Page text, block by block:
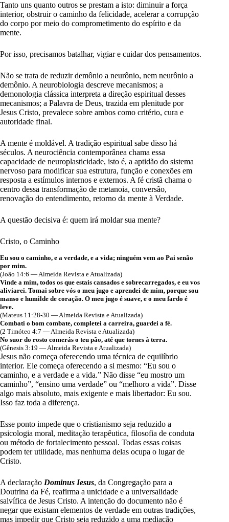
Tanto uns quanto outros se prestam a isto: diminuir a força
interior, obstruir o caminho da felicidade, acelerar a corrupção
do corpo por meio do comprometimento do espírito e da
mente.
Por isso, precisamos batalhar, vigiar e cuidar dos pensamentos.
Não se trata de reduzir demônio a neurônio, nem neurônio a
demônio. A neurobiologia descreve mecanismos; a
demonologia clássica interpreta a direção espiritual desses
mecanismos; a Palavra de Deus, trazida em plenitude por
Jesus Cristo, prevalece sobre ambos como critério, cura e
autoridade final.
A mente é moldável. A tradição espiritual sabe disso há
séculos. A neurociência contemporânea chama essa
capacidade de neuroplasticidade, isto é, a aptidão do sistema
nervoso para modificar sua estrutura, função e conexões em
resposta a estímulos internos e externos. A fé cristã chama o
centro dessa transformação de metanoia, conversão,
renovação do entendimento, retorno da mente à Verdade.
A questão decisiva é: quem irá moldar sua mente?
Cristo, o Caminho
Eu sou o caminho, e a verdade, e a vida; ninguém vem ao Pai senão
por mim.
(João 14:6 — Almeida Revista e Atualizada)
Vinde a mim, todos os que estais cansados e sobrecarregados, e eu vos
aliviarei. Tomai sobre vós o meu jugo e aprendei de mim, porque sou
manso e humilde de coração. O meu jugo é suave, e o meu fardo é
leve.
(Mateus 11:28-30 — Almeida Revista e Atualizada)
Combati o bom combate, completei a carreira, guardei a fé.
(2 Timóteo 4:7 — Almeida Revista e Atualizada)
No suor do rosto comerás o teu pão, até que tornes à terra.
(Gênesis 3:19 — Almeida Revista e Atualizada)
Jesus não começa oferecendo uma técnica de equilíbrio
interior. Ele começa oferecendo a si mesmo: “Eu sou o
caminho, e a verdade e a vida.” Não disse “eu mostro um
caminho”, “ensino uma verdade” ou “melhoro a vida”. Disse
algo mais absoluto, mais exigente e mais libertador: Eu sou.
Isso faz toda a diferença.
Esse ponto impede que o cristianismo seja reduzido a
psicologia moral, meditação terapêutica, filosofia de conduta
ou método de fortalecimento pessoal. Todas essas coisas
podem ter utilidade, mas nenhuma delas ocupa o lugar de
Cristo.
A declaração Dominus Iesus, da Congregação para a
Doutrina da Fé, reafirma a unicidade e a universalidade
salvífica de Jesus Cristo. A intenção do documento não é
negar que existam elementos de verdade em outras tradições,
mas impedir que Cristo seja reduzido a uma mediação